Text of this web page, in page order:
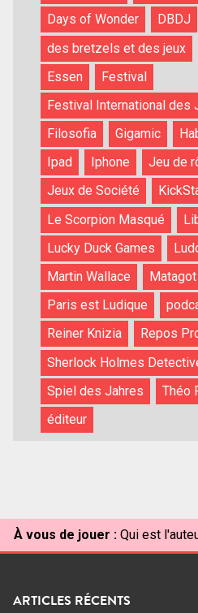
Days of Wonder
DBDJ
des bretzels et des jeux
Essen
Festival
Festival International des
Filosofia
Gigamic
Ipad
Iphone
Jeu de
Jeux de Société
Le Scorpion Masqué
Lucky Duck Games
Martin Wallace
Matagot
Paris est Ludique
Reiner Knizia
Repos
Sherlock Holmes
Spiel des Jahres
Théo
éditeur
À vous de jouer : Qui est
ARTICLES RÉCENTS